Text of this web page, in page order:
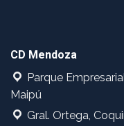
CD Mendoza
Parque
Maipú
Gral. Ortega,